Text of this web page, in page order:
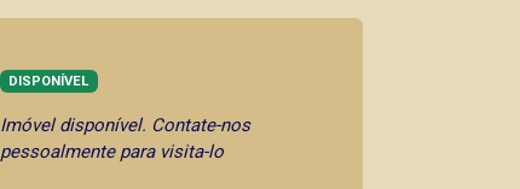
DISPONÍVEL
Imóvel disponível. Contate-nos
pessoalmente para visita-lo